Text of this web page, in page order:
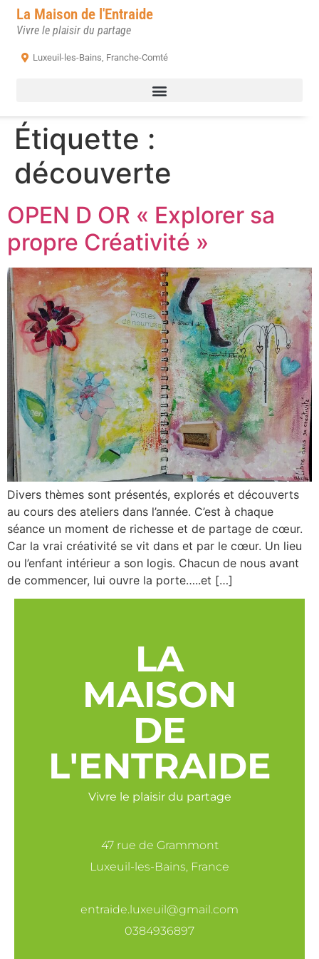
La Maison de l'Entraide
Vivre le plaisir du partage
Luxeuil-les-Bains, Franche-Comté
Étiquette :
découverte
OPEN D OR « Explorer sa
propre Créativité »
Divers thèmes sont présentés, explorés et découverts
au cours des ateliers dans l’année. C’est à chaque
séance un moment de richesse et de partage de cœur.
Car la vrai créativité se vit dans et par le cœur. Un lieu
ou l’enfant intérieur a son logis. Chacun de nous avant
de commencer, lui ouvre la porte…..et […]
LA
MAISON
DE
L'ENTRAIDE
Vivre le plaisir du partage
47 rue de Grammont
Luxeuil-les-Bains, France
entraide.luxeuil@gmail.com
0384936897